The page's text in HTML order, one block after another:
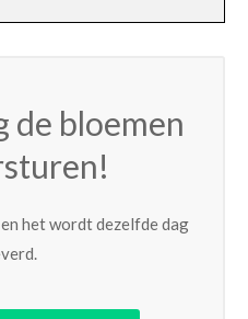
de bloemen
het wordt dezelfde dag